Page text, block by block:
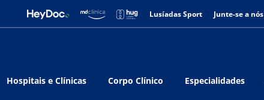
Lusíadas Sport Junte-se a nós
Hospitais e Clínicas Corpo Clínico Especialidades